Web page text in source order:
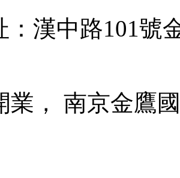
：漢中路101號
業， 南京金